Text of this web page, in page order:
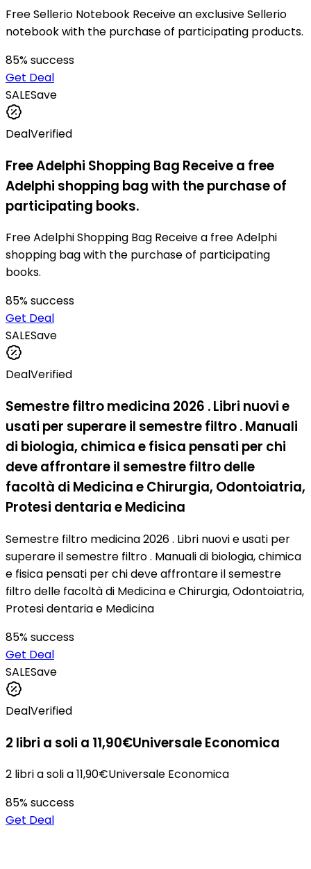
Free Sellerio Notebook Receive an exclusive Sellerio
notebook with the purchase of participating products.
85% success
Get Deal
SALESave
DealVerified
Free Adelphi Shopping Bag Receive a free
Adelphi shopping bag with the purchase of
participating books.
Free Adelphi Shopping Bag Receive a free Adelphi
shopping bag with the purchase of participating
books.
85% success
Get Deal
SALESave
DealVerified
Semestre filtro medicina 2026 . Libri nuovi e
usati per superare il semestre filtro . Manuali
di biologia, chimica e fisica pensati per chi
deve affrontare il semestre filtro delle
facoltà di Medicina e Chirurgia, Odontoiatria,
Protesi dentaria e Medicina
Semestre filtro medicina 2026 . Libri nuovi e usati per
superare il semestre filtro . Manuali di biologia, chimica
e fisica pensati per chi deve affrontare il semestre
filtro delle facoltà di Medicina e Chirurgia, Odontoiatria,
Protesi dentaria e Medicina
85% success
Get Deal
SALESave
DealVerified
2 libri a soli a 11,90€Universale Economica
2 libri a soli a 11,90€Universale Economica
85% success
Get Deal